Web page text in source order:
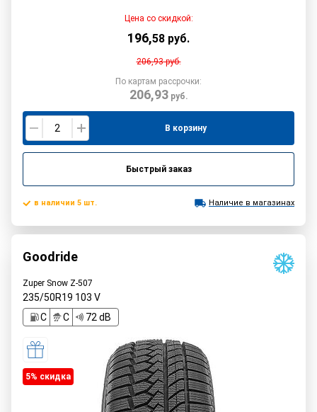
Цена со скидкой:
196,58 руб.
206,93руб.
По картам рассрочки:
206,93руб.
В корзину
Быстрый заказ
в наличии 5 шт. Наличие в магазинах
Goodride
Zuper Snow Z-507
235/50R19 103 V
C
C 72 dB
5% cкидка